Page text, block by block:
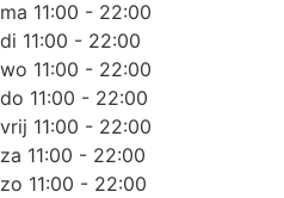
ma 11:00 - 22:00
di 11:00 - 22:00
wo 11:00 - 22:00
do 11:00 - 22:00
vrij 11:00 - 22:00
za 11:00 - 22:00
zo 11:00 - 22:00